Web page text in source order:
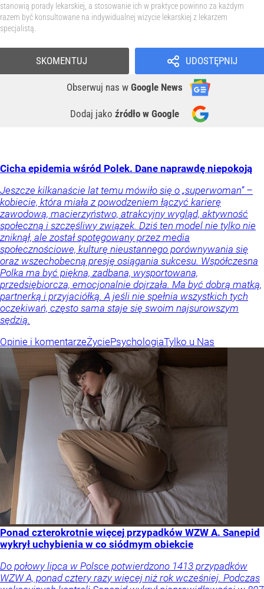
stanowią porady lekarskiej, a stosowanie ich w praktyce powinno za każdym
razem być konsultowane na indywidualnej wizycie lekarskiej z lekarzem
specjalistą.
UDOSTĘPNIJ
Obserwuj nas w Google News
Dodaj jako źródło w Google
SKOMENTUJ
Cicha epidemia wśród Polek. Dane naprawdę niepokoją
Jeszcze kilkanaście lat temu mówiło się o „superwoman” –
kobiecie, która miała z powodzeniem łączyć karierę
zawodową, macierzyństwo, atrakcyjny wygląd, aktywność
społeczną i szczęśliwy związek. Dziś ten model nie tylko nie
zniknął, ale został spotęgowany przez media
społecznościowe, kulturę nieustannego porównywania się
oraz wszechobecną presję osiągania sukcesu. Współczesna
Polka ma być piękna, zadbana, wysportowana,
przedsiębiorcza, emocjonalnie dojrzała. Ma być dobrą matką,
partnerką i przyjaciółką. A jeśli nie spełnia wszystkich tych
oczekiwań, często sama staje się swoim najsurowszym
sędzią.
Opinie i komentarzeŻyciePsychologiaTylko u Nas
Ponad czterokrotnie więcej przypadków WZW A. Sanepid
wykrył uchybienia w co siódmym obiekcie
Do połowy lipca w Polsce potwierdzono 1413 przypadków
WZW A, ponad cztery razy więcej niż rok wcześniej. Podczas